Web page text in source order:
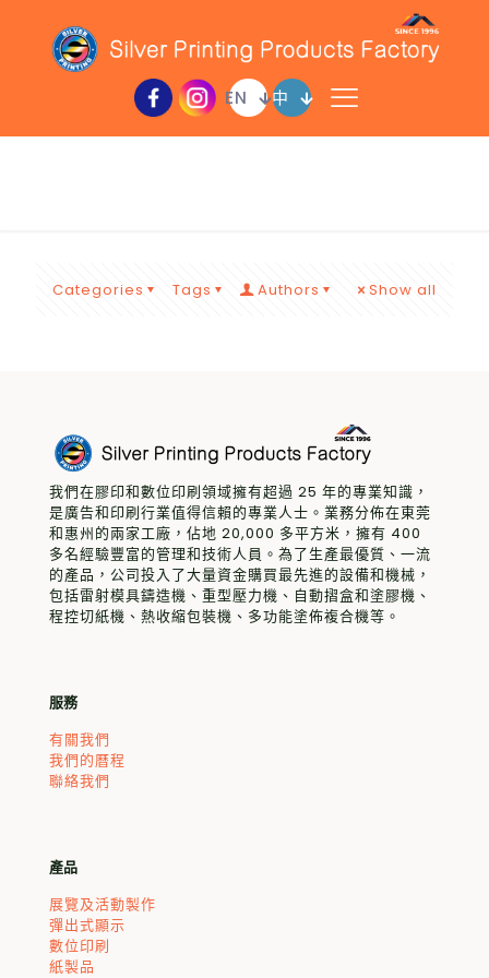
EN 中
Categories Tags Authors Show all
我們在膠印和數位印刷領域擁有超過 25 年的專業知識，
是廣告和印刷行業值得信賴的專業人士。業務分佈在東莞
和惠州的兩家工廠，佔地 20,000 多平方米，擁有 400
多名經驗豐富的管理和技術人員。為了生產最優質、一流
的產品，公司投入了大量資金購買最先進的設備和機械，
包括雷射模具鑄造機、重型壓力機、自動摺盒和塗膠機、
程控切紙機、熱收縮包裝機、多功能塗佈複合機等。
服務
有關我們
我們的曆程
聯絡我們
產品
展覽及活動製作
彈出式顯示
數位印刷
紙製品